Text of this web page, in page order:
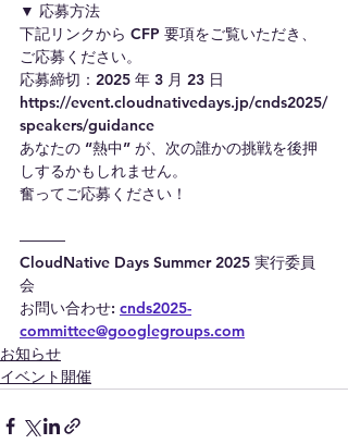
▼ 応募方法
下記リンクから CFP 要項をご覧いただき、
ご応募ください。
応募締切：2025 年 3 月 23 日
https://event.cloudnativedays.jp/cnds2025/
speakers/guidance
あなたの “熱中” が、次の誰かの挑戦を後押
しするかもしれません。
奮ってご応募ください！
―――
CloudNative Days Summer 2025 実行委員
会
お問い合わせ: cnds2025-
committee@googlegroups.com
お知らせ
イベント開催